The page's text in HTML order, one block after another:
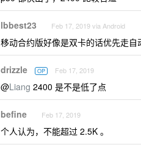
lbbest23 Feb 17, 2019 via Android
移动合约版好像是双卡的话优先走自
drizzle OP Feb 17, 2019
@Liang 2400 是不是低了点
befine Feb 17, 2019
个人认为，不能超过 2.5K 。